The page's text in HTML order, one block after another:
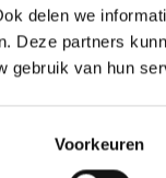
delen we
Deze partners
gebruik van hun
Voorkeuren